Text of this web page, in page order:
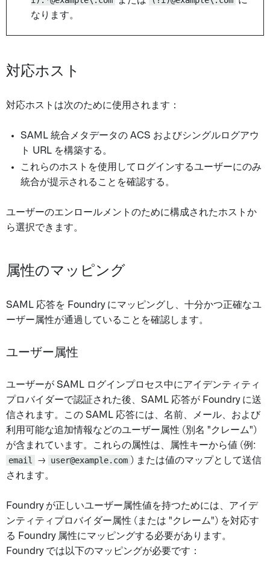
なります。
対応ホスト
対応ホストは次のために使用されます：
SAML 統合メタデータの ACS およびシングルログアウ
ト URL を構築する。
これらのホストを使用してログインするユーザーにのみ
統合が提示されることを確認する。
ユーザーのエンロールメントのために構成されたホストか
ら選択できます。
属性のマッピング
SAML 応答を Foundry にマッピングし、十分かつ正確なユ
ーザー属性が通過していることを確認します。
ユーザー属性
ユーザーが SAML ログインプロセス中にアイデンティティ
プロバイダーで認証された後、SAML 応答が Foundry に送
信されます。この SAML 応答には、名前、メール、および
利用可能な追加情報などのユーザー属性 (別名 "クレーム")
が含まれています。これらの属性は、属性キーから値 (例:
email
→ user@example.com ) または値のマップとして送信
されます。
Foundry が正しいユーザー属性値を持つためには、アイデ
ンティティプロバイダー属性 (または "クレーム") を対応す
る Foundry 属性にマッピングする必要があります。
Foundry では以下のマッピングが必要です：